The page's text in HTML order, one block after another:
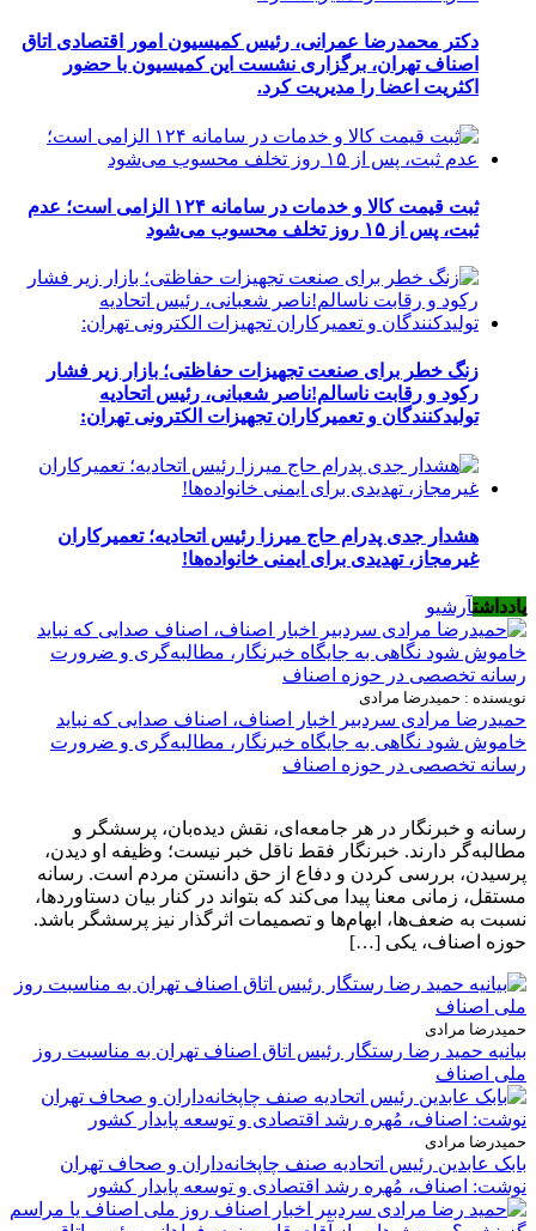
دکتر محمدرضا عمرانی، رئیس کمیسیون امور اقتصادی اتاق
اصناف تهران، برگزاری نشست این کمیسیون با حضور
اکثریت اعضا را مدیریت کرد.
ثبت قیمت کالا و خدمات در سامانه ۱۲۴ الزامی است؛ عدم
ثبت، پس از ۱۵ روز تخلف محسوب می‌شود
زنگ خطر برای صنعت تجهیزات حفاظتی؛ بازار زیر فشار
رکود و رقابت ناسالم!ناصر شعبانی، رئیس اتحادیه
تولیدکنندگان و تعمیرکاران تجهیزات الکترونی تهران:
هشدار جدی پدرام حاج میرزا رئیس اتحادیه؛ تعمیرکاران
غیرمجاز، تهدیدی برای ایمنی خانواده‌ها!
یادداشتآرشیو
نویسنده : حمیدرضا مرادی
حمیدرضا مرادی سردبیر اخبار اصناف، اصناف صدایی که نباید
خاموش شود نگاهی به جایگاه خبرنگار، مطالبه‌گری و ضرورت
رسانه تخصصی در حوزه اصناف
رسانه و خبرنگار در هر جامعه‌ای، نقش دیده‌بان، پرسشگر و
مطالبه‌گر دارند. خبرنگار فقط ناقل خبر نیست؛ وظیفه او دیدن،
پرسیدن، بررسی کردن و دفاع از حق دانستن مردم است. رسانه
مستقل، زمانی معنا پیدا می‌کند که بتواند در کنار بیان دستاوردها،
نسبت به ضعف‌ها، ابهام‌ها و تصمیمات اثرگذار نیز پرسشگر باشد.
حوزه اصناف، یکی […]
حمیدرضا مرادی
بیانیه حمید رضا رستگار رئیس اتاق اصناف تهران به مناسبت روز
ملی اصناف
حمیدرضا مرادی
بابک عابدین رئیس اتحادیه صنف چاپخانه‌داران و صحاف تهران
نوشت: اصناف، مُهره رشد اقتصادی و توسعه پایدار کشور